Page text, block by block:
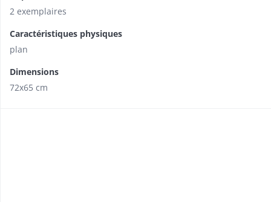
2 exemplaires
Caractéristiques physiques
plan
Dimensions
72x65 cm